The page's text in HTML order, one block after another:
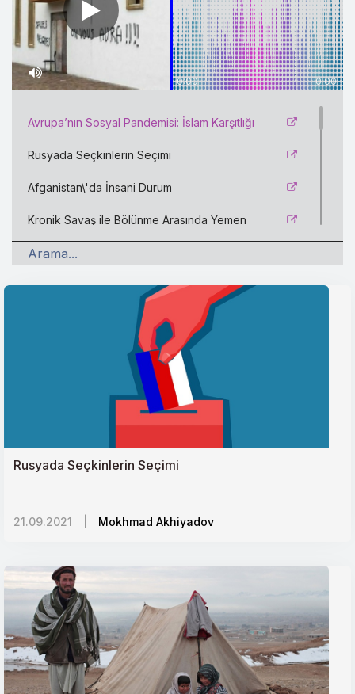
0:00
0:00
Avrupa’nın Sosyal Pandemisi: İslam Karşıtlığı
Rusyada Seçkinlerin Seçimi
Afganistan\'da İnsani Durum
Kronik Savaş ile Bölünme Arasında Yemen
Ermenistanda Siyasi Kutuplaşma
Değişim Koalisyonu ve İsrailde Yeni Dönem
ABDnin Dönüşen Filistin-İsrail Politikası
Çinin Yumuşak Güç Unsurları
İnsani Yardımda Yeni Düzene Doğru
İsrailin Orta Asyadaki Hedefleri
Ermeni Diasporası ve Lobi Faaliyetleri
Kadına Şiddet: Evrensel Sorunda Yerelliğin Önemi
Rusya-Orta Asya İlişkileri
Göçün Kaybolan Çocukları
Silah Tutmaya Zorlanan Minik Bedenler:
PKK/PYDnin Çocuk Askerleri
Rusyada Seçkinlerin Seçimi
21.09.2021 Mokhmad Akhiyadov